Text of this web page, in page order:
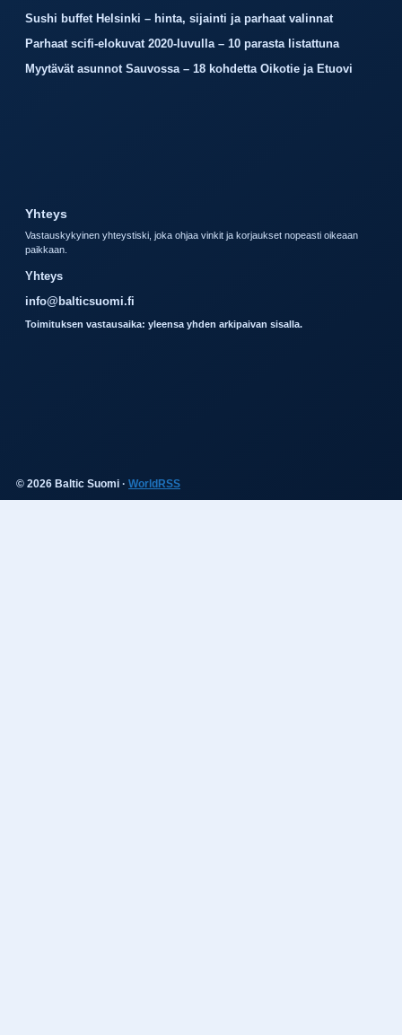
Sushi buffet Helsinki – hinta, sijainti ja parhaat valinnat
Parhaat scifi-elokuvat 2020-luvulla – 10 parasta listattuna
Myytävät asunnot Sauvossa – 18 kohdetta Oikotie ja Etuovi
Yhteys
Vastauskykyinen yhteystiski, joka ohjaa vinkit ja korjaukset nopeasti oikeaan
paikkaan.
Yhteys
info@balticsuomi.fi
Toimituksen vastausaika: yleensa yhden arkipaivan sisalla.
© 2026 Baltic Suomi · WorldRSS